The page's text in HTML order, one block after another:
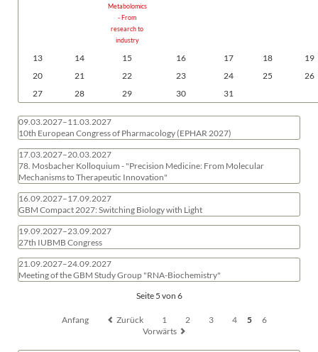
Metabolomics
- From
research to
industry
13 14 15 16 17 18
19
20
21 22 23 24 25
26
27
28 29 30 31
09.03.2027–11.03.2027
10th European Congress of Pharmacology (EPHAR 2027)
17.03.2027–20.03.2027
78. Mosbacher Kolloquium - "Precision Medicine: From Molecular
Mechanisms to Therapeutic Innovation"
16.09.2027–17.09.2027
GBM Compact 2027: Switching Biology with Light
19.09.2027–23.09.2027
27th IUBMB Congress
21.09.2027–24.09.2027
Meeting of the GBM Study Group "RNA-Biochemistry"
Seite 5 von 6
Anfang Zurück 1 2 3 4 5
6
Vorwärts